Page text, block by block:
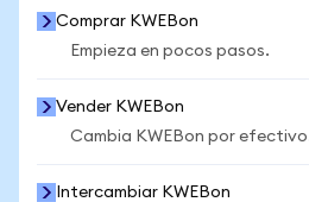
Comprar KWEBon
Empieza en pocos pasos.
Vender KWEBon
Cambia KWEBon por
Intercambiar KWEBon